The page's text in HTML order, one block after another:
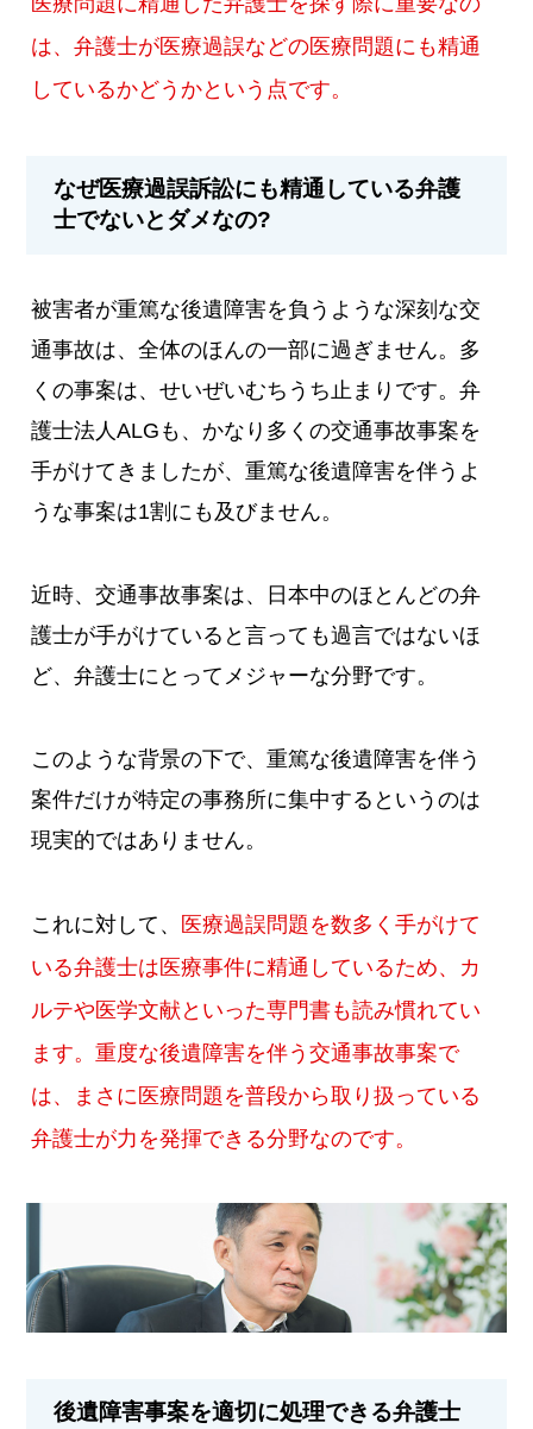
は、弁護士が医療過誤などの医療問題にも精通
しているかどうかという点です。
なぜ医療過誤訴訟にも精通している弁護
士でないとダメなの?
被害者が重篤な後遺障害を負うような深刻な交
通事故は、全体のほんの一部に過ぎません。多
くの事案は、せいぜいむちうち止まりです。弁
護士法人ALGも、かなり多くの交通事故事案を
手がけてきましたが、重篤な後遺障害を伴うよ
うな事案は1割にも及びません。
近時、交通事故事案は、日本中のほとんどの弁
護士が手がけていると言っても過言ではないほ
ど、弁護士にとってメジャーな分野です。
このような背景の下で、重篤な後遺障害を伴う
案件だけが特定の事務所に集中するというのは
現実的ではありません。
これに対して、 医療過誤問題を数多く手がけて
いる弁護士は医療事件に精通しているため、カ
ルテや医学文献といった専門書も読み慣れてい
ます。重度な後遺障害を伴う交通事故事案で
は、まさに医療問題を普段から取り扱っている
弁護士が力を発揮できる分野なのです。
後遺障害事案を適切に処理できる弁護士